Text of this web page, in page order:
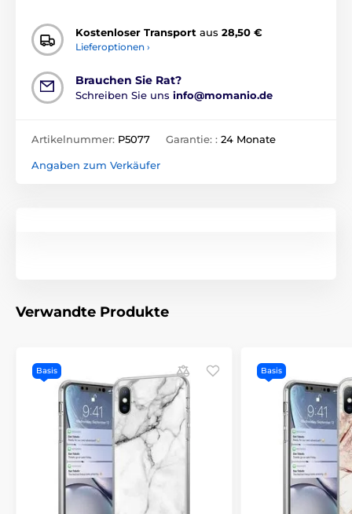
Kostenloser Transport aus 28,50 €
Lieferoptionen ›
Brauchen Sie Rat?
Schreiben Sie uns info@momanio.de
Artikelnummer: P5077 Garantie: : 24 Monate
Angaben zum Verkäufer
Verwandte Produkte
Basis Basis